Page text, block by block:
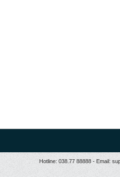
Hotline: 038.77 88888 - Email: